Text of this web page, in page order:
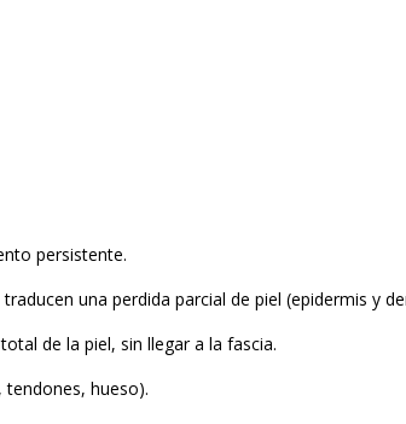
persistente.
una perdida parcial de piel (epidermis y
de la piel, sin llegar a la fascia.
hueso).